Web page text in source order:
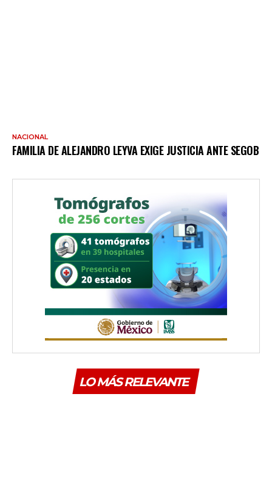
NACIONAL
FAMILIA DE ALEJANDRO LEYVA EXIGE JUSTICIA ANTE SEGOB
LO MÁS RELEVANTE